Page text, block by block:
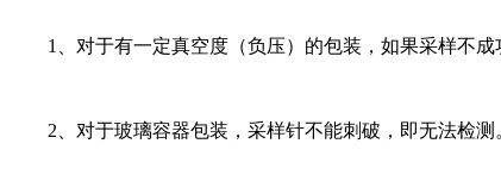
1、对于有一定真空度（负压）的包装，如果采样不成
2、对于玻璃容器包装，采样针不能刺破，即无法检测